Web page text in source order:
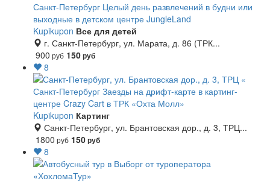
Санкт-Петербург Целый день развлечений в будни или
выходные в детском центре JungleLand
Kupikupon Все для детей
г. Санкт-Петербург, ул. Марата, д. 86 (ТРК...
900 руб 150руб
8
Санкт-Петербург Заезды на дрифт-карте в картинг-
центре Crazy Cart в ТРК «Охта Молл»
Kupikupon Картинг
Санкт-Петербург, ул. Брантовская дор., д. 3, ТРЦ...
1800 руб 150руб
8